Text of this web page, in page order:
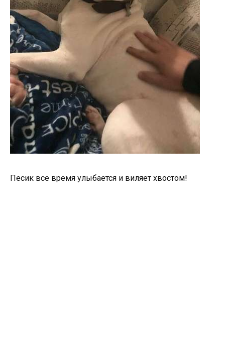
Песик все время улыбается и виляет хвостом!